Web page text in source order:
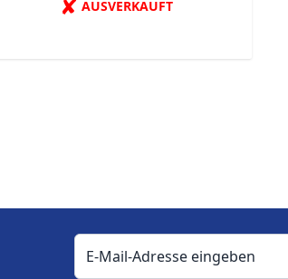
AUSVERKAUFT
E-Mail-Adresse